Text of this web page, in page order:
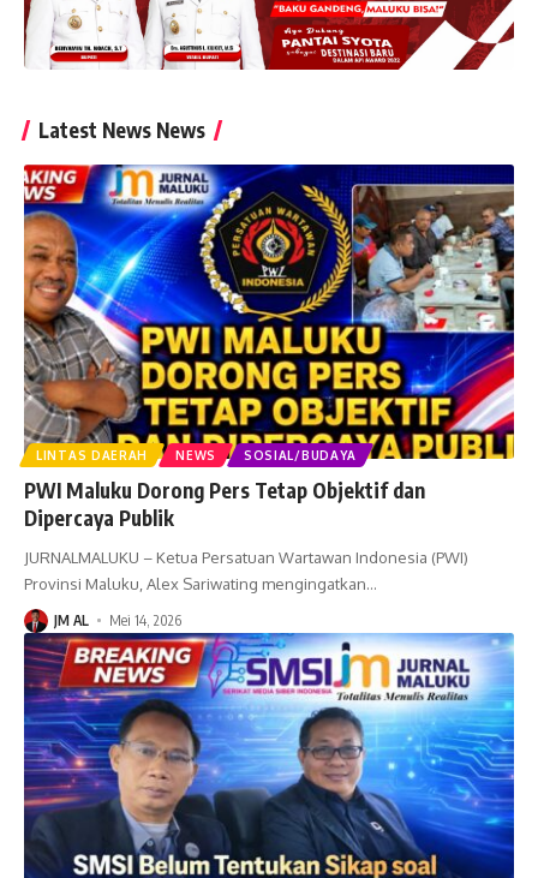
Latest News News
LINTAS DAERAH NEWS SOSIAL/BUDAYA
PWI Maluku Dorong Pers Tetap Objektif dan
Dipercaya Publik
JURNALMALUKU – Ketua Persatuan Wartawan Indonesia (PWI)
Provinsi Maluku, Alex Sariwating mengingatkan…
JM AL Mei 14, 2026